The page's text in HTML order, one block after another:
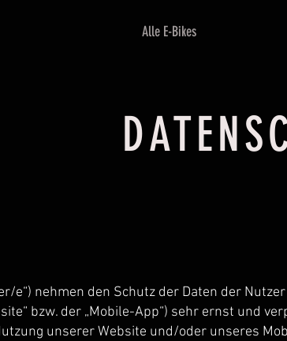
Alle E-Bikes
e“) nehmen den Schutz der Daten der
bzw. der „Mobile-App“) sehr ernst und
unserer Website und/oder unseres